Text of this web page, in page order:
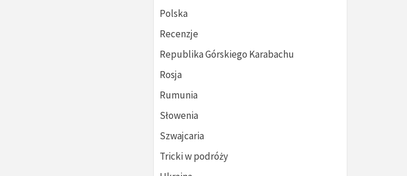
Polska
Recenzje
Republika Górskiego Karabachu
Rosja
Rumunia
Słowenia
Szwajcaria
Tricki w podróży